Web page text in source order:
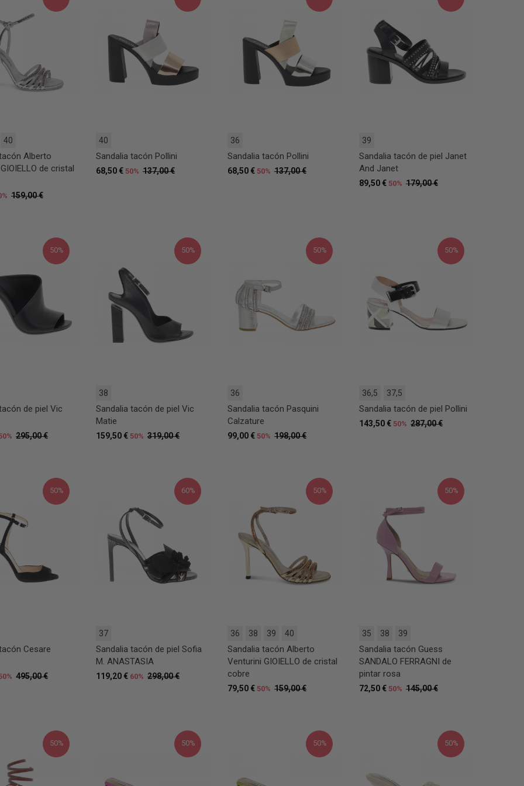
40
Alberto
de cristal
159,00 €
40
Sandalia tacón Pollini
137,00 €
68,50 € 50%
36
Sandalia tacón Pollini
137,00 €
68,50 € 50%
39
Sandalia tacón de piel Janet
And Janet
179,00 €
89,50 € 50%
50%
de piel Vic
295,00 €
50%
38
Sandalia tacón de piel Vic
Matie
319,00 €
159,50 € 50%
50%
36
Sandalia tacón Pasquini
Calzature
198,00 €
99,00 € 50%
50%
36,5 37,5
Sandalia tacón de piel Pollini
287,00 €
143,50 € 50%
50%
Cesare
495,00 €
60%
37
Sandalia tacón de piel Sofia
M. ANASTASIA
298,00 €
119,20 € 60%
50%
36 38 39 40
Sandalia tacón Alberto
Venturini GIOIELLO de cristal
cobre
159,00 €
79,50 € 50%
50%
35 38 39
Sandalia tacón Guess
SANDALO FERRAGNI de
pintar rosa
145,00 €
72,50 € 50%
50% 50% 50% 50%